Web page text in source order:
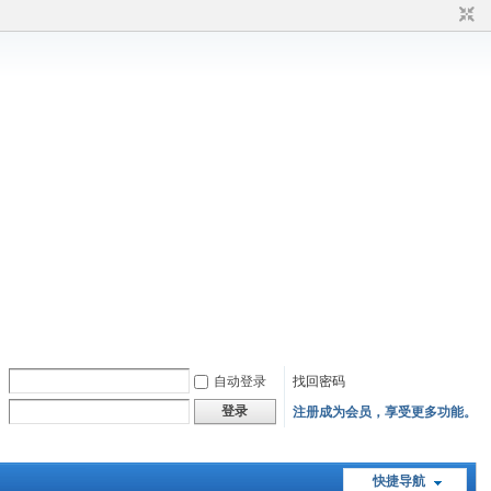
自动登录
找回密码
登录
注册成为会员，享受更多功能。
快捷导航